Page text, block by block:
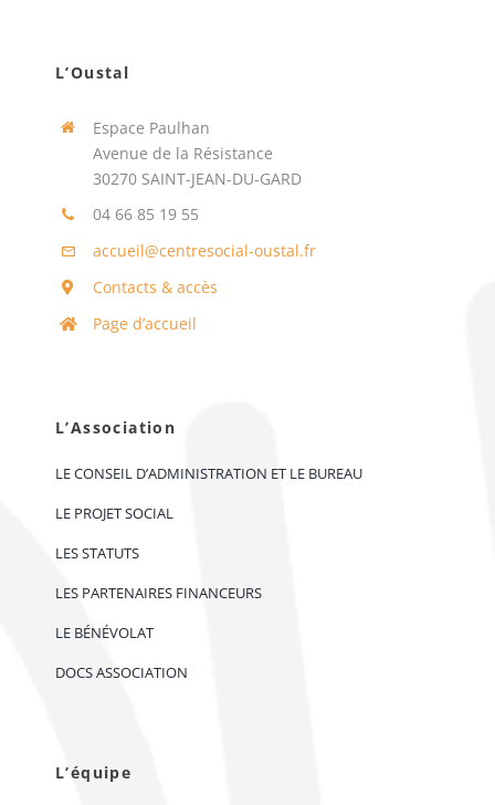
L’Oustal
Espace Paulhan
Avenue de la Résistance
30270 SAINT-JEAN-DU-GARD
04 66 85 19 55
accueil@centresocial-oustal.fr
Contacts & accès
Page d’accueil
L’Association
LE CONSEIL D’ADMINISTRATION ET LE BUREAU
LE PROJET SOCIAL
LES STATUTS
LES PARTENAIRES FINANCEURS
LE BÉNÉVOLAT
DOCS ASSOCIATION
L’équipe